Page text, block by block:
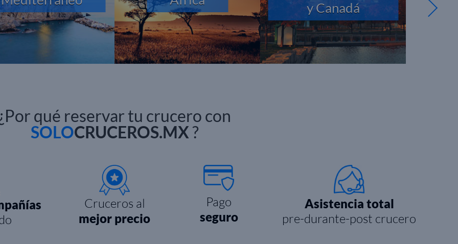
y Canadá
qué reservar tu crucero con
SOLOCRUCEROS.MX?
Cruceros al
mejor precio
Pago
seguro
Asistencia total
pre-durante-post crucero